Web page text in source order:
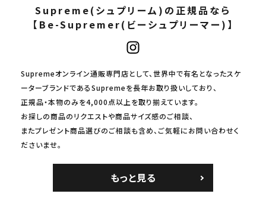
Supreme(シュプリーム)の正規品なら
【Be-Supremer(ビーシュプリーマー)】
Supremeオンライン通販専門店として、世界中で有名となったスケ
ーターブランドであるSupremeを長年お取り扱いしており、
正規品・本物のみを4,000点以上を取り揃えています。
お探しの商品のリクエストや商品サイズ感のご相談、
またプレゼント商品選びのご相談も含め、ご気軽にお問い合わせく
ださいませ。
もっと見る